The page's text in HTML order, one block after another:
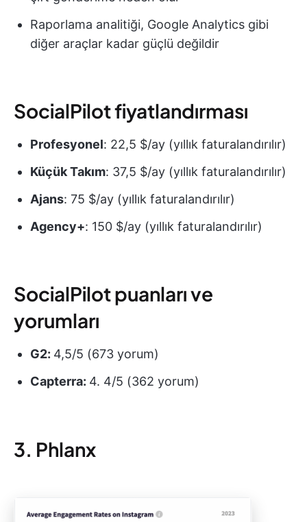
Raporlama analitiği, Google Analytics gibi
diğer araçlar kadar güçlü değildir
SocialPilot fiyatlandırması
Profesyonel: 22,5 $/ay (yıllık faturalandırılır)
Küçük Takım: 37,5 $/ay (yıllık faturalandırılır)
Ajans: 75 $/ay (yıllık faturalandırılır)
Agency+: 150 $/ay (yıllık faturalandırılır)
SocialPilot puanları ve
yorumları
G2: 4,5/5 (673 yorum)
Capterra: 4. 4/5 (362 yorum)
3. Phlanx